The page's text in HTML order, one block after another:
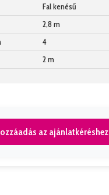
Fal kenésű
2,8 m
4
2 m
az ajánlatkéréshez